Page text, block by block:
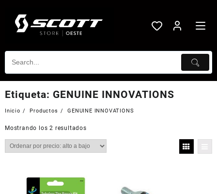
contenido
Etiqueta: GENUINE INNOVATIONS
Inicio Productos GENUINE INNOVATIONS
Mostrando los 2 resultados